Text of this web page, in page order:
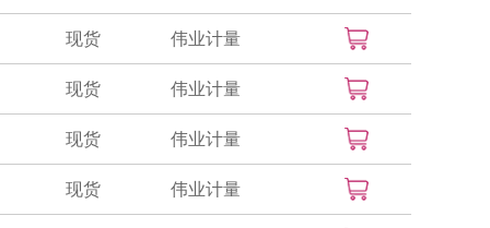
现货 伟业计量
现货 伟业计量
现货 伟业计量
现货 伟业计量